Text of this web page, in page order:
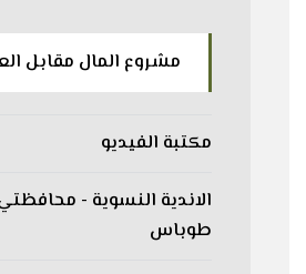
مشروع المال مقابل
مكتبة الفيديو
الاندية النسوية -
طوباس